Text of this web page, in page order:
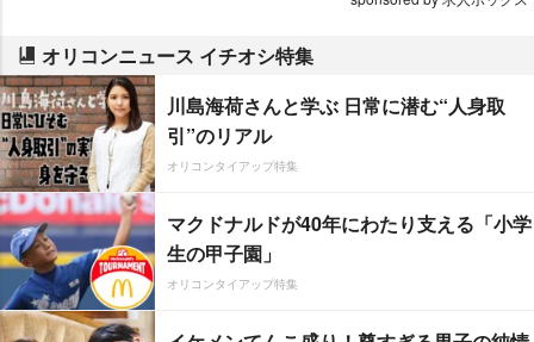
オリコンニュース イチオシ特集
川島海荷さんと学ぶ 日常に潜む“人身取
引”のリアル
オリコンタイアップ特集
マクドナルドが40年にわたり支える「小学
生の甲子園」
オリコンタイアップ特集